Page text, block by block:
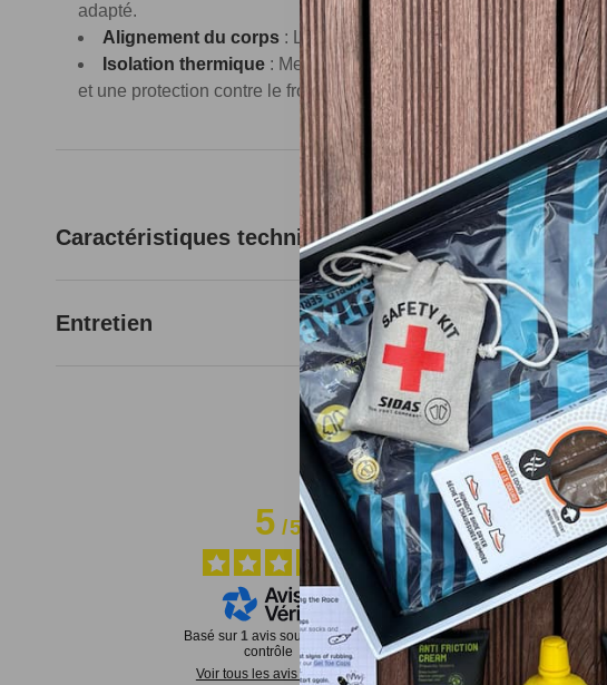
adapté.
Alignement du corps : La coque en EVA garantit stabilité et
Isolation thermique : Mesh polyester et mousse Evamic
et une protection contre le froid.
Caractéristiques techniques
Entretien
5/5
Basé sur1 avis soumis à un
contrôle
Voir tous les avis sur ce site
Avis
Très
Avis du
Utile (0)